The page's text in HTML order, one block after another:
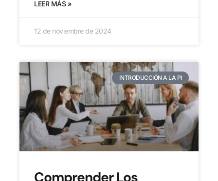
LEER MÁS »
12 de noviembre de 2024
INTRODUCCIÓN A LA PI
Comprender Los